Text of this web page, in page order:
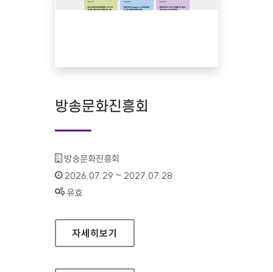
방송문화진흥회
기관명 :
방송문화진흥회
인증기간 :
2026.07.29 ~ 2027.07.28
상태 :
유효
방송문화진흥회
자세히보기